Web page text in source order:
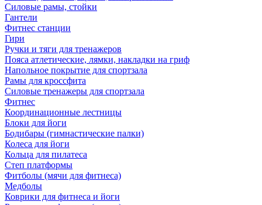
Силовые рамы, стойки
Гантели
Фитнес станции
Гири
Ручки и тяги для тренажеров
Пояса атлетические, лямки, накладки на гриф
Напольное покрытие для спортзала
Рамы для кроссфита
Силовые тренажеры для спортзала
Фитнес
Координационные лестницы
Блоки для йоги
Бодибары (гимнастические палки)
Колеса для йоги
Кольца для пилатеса
Степ платформы
Фитболы (мячи для фитнеса)
Медболы
Коврики для фитнеса и йоги